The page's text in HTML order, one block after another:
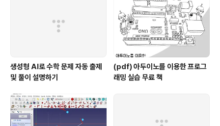
생성형 AI로 수학 문제 자동 출제
및 풀이 설명하기
(pdf) 아두이노를 이용한 프로그
래밍 실습 무료 책